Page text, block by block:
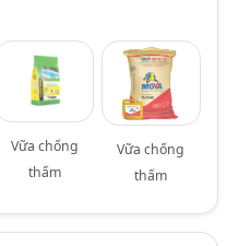
Vữa chống
thấm
Vữa chống
thấm